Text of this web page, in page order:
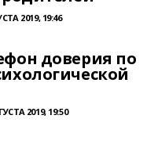
2019, 19:46
доверия по
2019, 19:50